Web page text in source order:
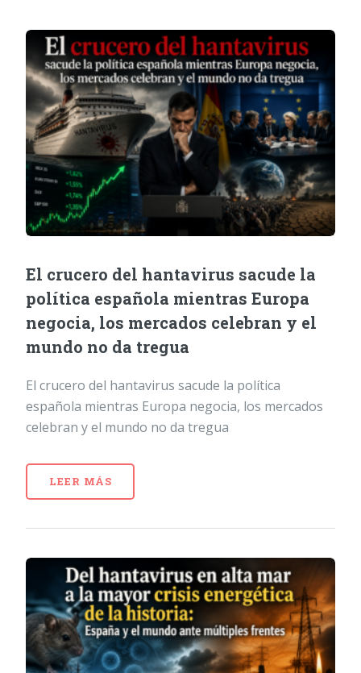
El crucero del hantavirus sacude la
política española mientras Europa
negocia, los mercados celebran y el
mundo no da tregua
El crucero del hantavirus sacude la política
española mientras Europa negocia, los mercados
celebran y el mundo no da tregua
LEER MÁS